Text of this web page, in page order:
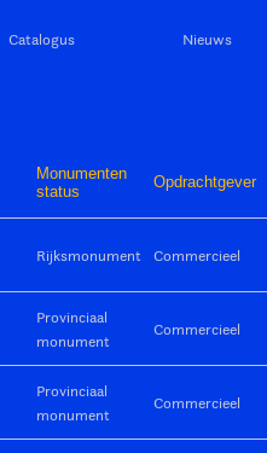
Catalogus Nieuws
Monumenten
status
Opdrachtgever
Rijksmonument Commercieel
Provinciaal
monument
Commercieel
Provinciaal
monument
Commercieel